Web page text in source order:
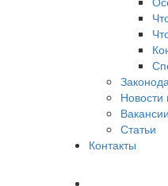
Новости
Вакансии
Статьи
Контакты